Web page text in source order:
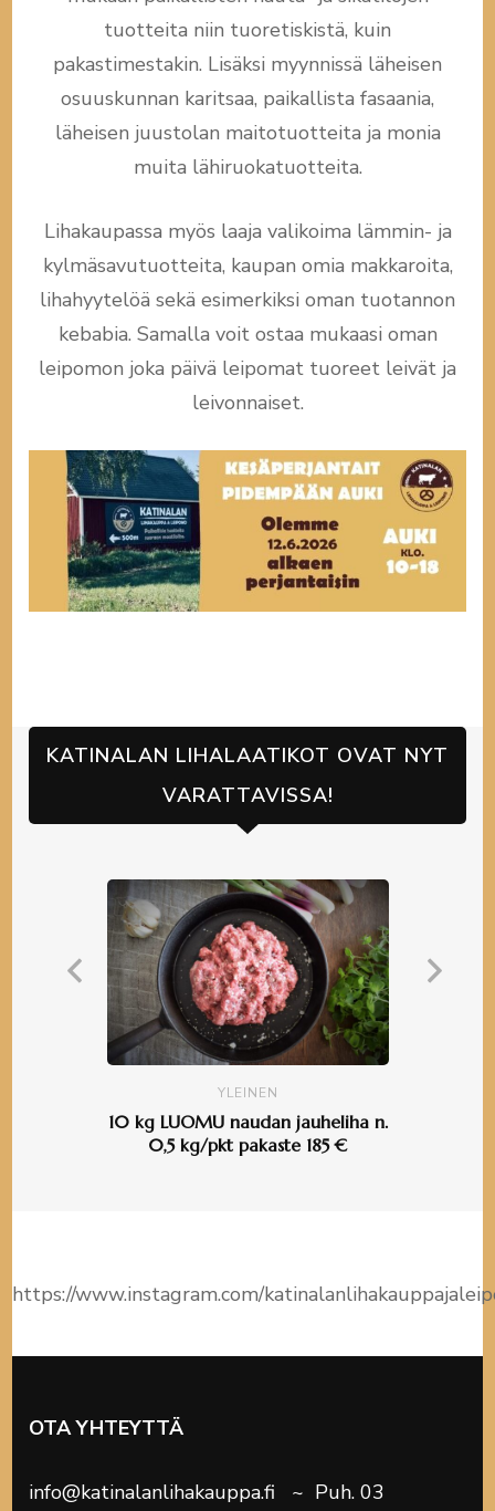
tuotteita niin tuoretiskistä, kuin
pakastimestakin. Lisäksi myynnissä läheisen
osuuskunnan karitsaa, paikallista fasaania,
läheisen juustolan maitotuotteita ja monia
muita lähiruokatuotteita.
Lihakaupassa myös laaja valikoima lämmin- ja
kylmäsavutuotteita, kaupan omia makkaroita,
lihahyytelöä sekä esimerkiksi oman tuotannon
kebabia. Samalla voit ostaa mukaasi oman
leipomon joka päivä leipomat tuoreet leivät ja
leivonnaiset.
KATINALAN LIHALAATIKOT OVAT NYT
VARATTAVISSA!
YLEINEN
10 kg LUOMU naudan jauheliha n.
0,5 kg/pkt pakaste 185 €
https://www.instagram.com/
OTA YHTEYTTÄ
info@katinalanlihakauppa.fi ~ Puh. 03